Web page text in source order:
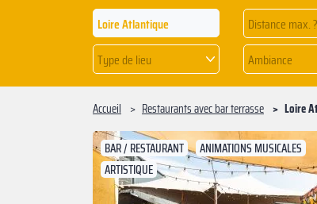
Distance max. ?
Type de lieu
Ambiance
Accueil Restaurants avec bar terrasse Loire
BAR / RESTAURANT
ANIMATIONS MUSICALES
ARTISTIQUE